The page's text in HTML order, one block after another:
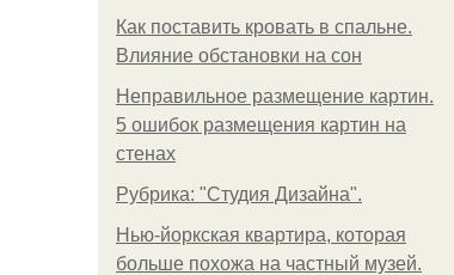
Как поставить кровать в спальне.
Влияние обстановки на сон
Неправильное размещение картин.
5 ошибок размещения картин на
стенах
Рубрика: "Студия Дизайна".
Нью-йоркская квартира, которая
больше похожа на частный музей.